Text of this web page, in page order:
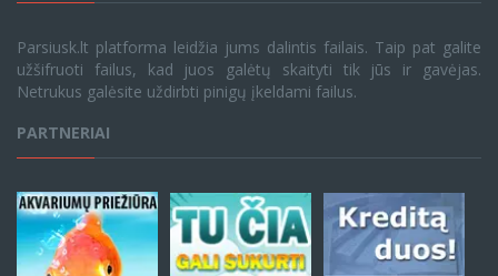
Parsiusk.lt platforma leidžia jums dalintis failais. Taip pat galite
užšifruoti failus, kad juos galėtų skaityti tik jūs ir gavėjas.
Netrukus galėsite uždirbti pinigų įkeldami failus.
PARTNERIAI